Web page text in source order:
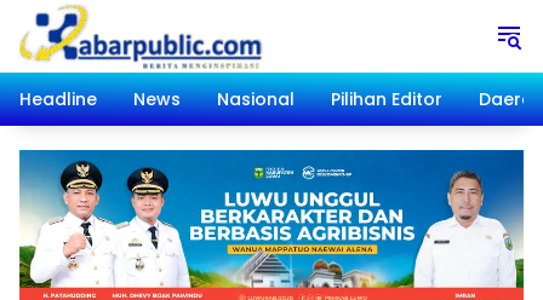
Langsung
konten
Headline
News Nasional Pilihan Editor Daerah